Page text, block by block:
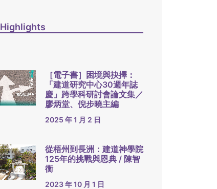
Highlights
［電子書］困境與抉擇：
「建道研究中心30週年誌
慶」跨學科研討會論文集／
廖炳堂、倪步曉主編
2025 年 1 月 2 日
從梧州到長洲：建道神學院
125年的挑戰與恩典 / 陳智
衡
2023 年 10 月 1 日